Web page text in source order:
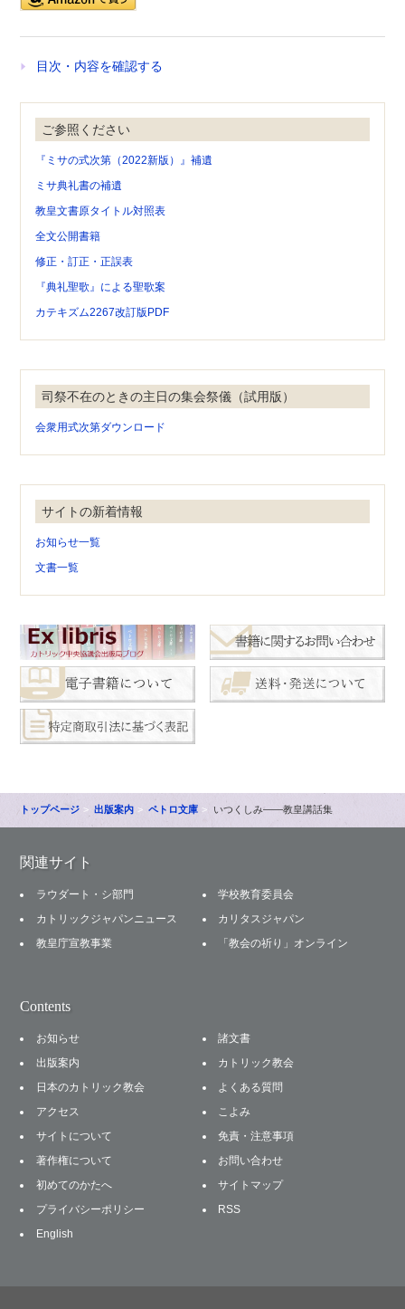
目次・内容を確認する
ご参照ください
『ミサの式次第（2022新版）』補遺
ミサ典礼書の補遺
教皇文書原タイトル対照表
全文公開書籍
修正・訂正・正誤表
『典礼聖歌』による聖歌案
カテキズム2267改訂版PDF
司祭不在のときの主日の集会祭儀（試用版）
会衆用式次第ダウンロード
サイトの新着情報
お知らせ一覧
文書一覧
トップページ 出版案内 ペトロ文庫 いつくしみ――教皇講話集
関連サイト
ラウダート・シ部門
学校教育委員会
カトリックジャパンニュース
カリタスジャパン
教皇庁宣教事業
「教会の祈り」オンライン
Contents
お知らせ
諸文書
出版案内
カトリック教会
日本のカトリック教会
よくある質問
アクセス
こよみ
サイトについて
免責・注意事項
著作権について
お問い合わせ
初めてのかたへ
サイトマップ
プライバシーポリシー
RSS
English